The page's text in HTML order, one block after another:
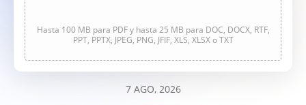
Hasta 100 MB para PDF y hasta 25 MB para DOC, DOCX, RTF,
PPT, PPTX, JPEG, PNG, JFIF, XLS, XLSX o TXT
7 AGO, 2026